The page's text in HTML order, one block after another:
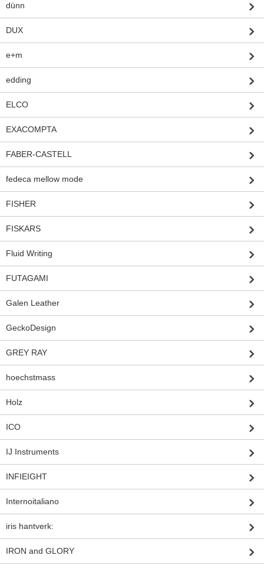
dünn
DUX
e+m
edding
ELCO
EXACOMPTA
FABER-CASTELL
fedeca mellow mode
FISHER
FISKARS
Fluid Writing
FUTAGAMI
Galen Leather
GeckoDesign
GREY RAY
hoechstmass
Holz
ICO
IJ Instruments
INFIEIGHT
Internoitaliano
iris hantverk:
IRON and GLORY